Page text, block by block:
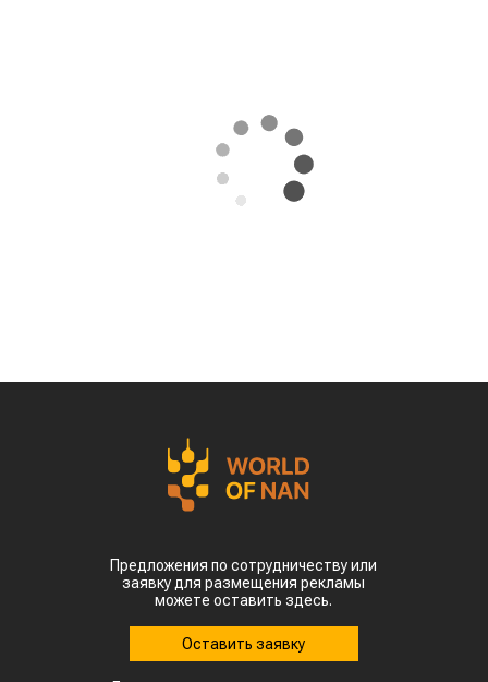
Предложения по сотрудничеству или
заявку для размещения рекламы
можете оставить здесь.
Оставить заявку